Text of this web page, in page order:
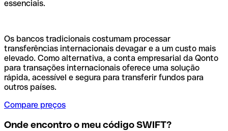
essenciais.
Os bancos tradicionais costumam processar
transferências internacionais devagar e a um custo mais
elevado. Como alternativa, a conta empresarial da Qonto
para transações internacionais oferece uma solução
rápida, acessível e segura para transferir fundos para
outros países.
Compare preços
Onde encontro o meu código SWIFT?